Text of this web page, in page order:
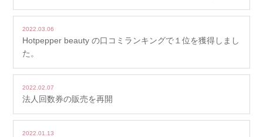
2022.03.06
Hotpepper beauty の口コミランキングで１位を獲得しまし
た。
2022.02.07
法人回数券の販売を再開
2022.01.13